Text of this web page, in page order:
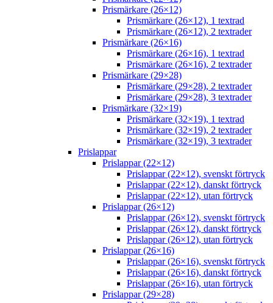
Prismärkare (26×12)
Prismärkare (26×12), 1 textrad
Prismärkare (26×12), 2 textrader
Prismärkare (26×16)
Prismärkare (26×16), 1 textrad
Prismärkare (26×16), 2 textrader
Prismärkare (29×28)
Prismärkare (29×28), 2 textrader
Prismärkare (29×28), 3 textrader
Prismärkare (32×19)
Prismärkare (32×19), 1 textrad
Prismärkare (32×19), 2 textrader
Prismärkare (32×19), 3 textrader
Prislappar
Prislappar (22×12)
Prislappar (22×12), svenskt förtryck
Prislappar (22×12), danskt förtryck
Prislappar (22×12), utan förtryck
Prislappar (26×12)
Prislappar (26×12), svenskt förtryck
Prislappar (26×12), danskt förtryck
Prislappar (26×12), utan förtryck
Prislappar (26×16)
Prislappar (26×16), svenskt förtryck
Prislappar (26×16), danskt förtryck
Prislappar (26×16), utan förtryck
Prislappar (29×28)